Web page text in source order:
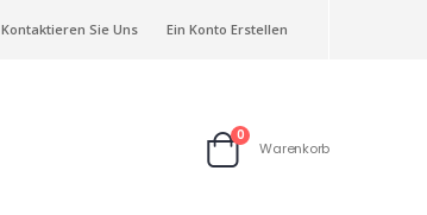
Kontaktieren Sie Uns Ein Konto Erstellen
Warenkorb
0Artikel
Warenkorb